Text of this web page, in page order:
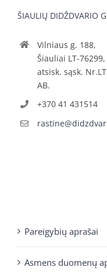
ŠIAULIŲ DIDŽDVARIO
Vilniaus g. 188,
Šiauliai LT-76299,
atsisk. sąsk.
AB.
+370 41 431514
Pareigybių aprašai
Asmens duomenų